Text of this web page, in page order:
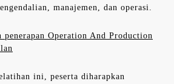
manajemen, dan operasi.
penerapan Operation And Production
ini, peserta diharapkan